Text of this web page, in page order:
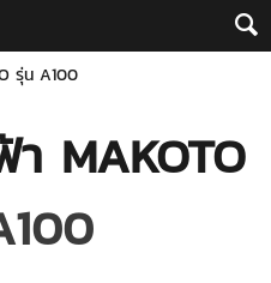
รุ่น A100
MAKOTO